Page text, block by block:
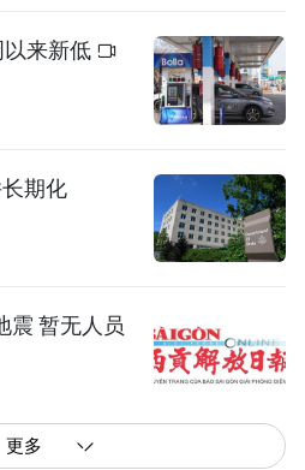
来新低
期化
震 暂无人员
更多